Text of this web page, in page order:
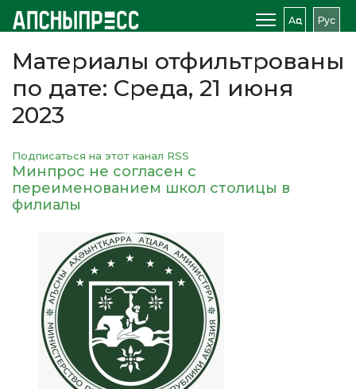
Аԥс Рус
Материалы отфильтрованы
по дате: Среда, 21 июня
2023
Подписаться на этот канал RSS
Минпрос не согласен с
переименованием школ столицы в
филиалы